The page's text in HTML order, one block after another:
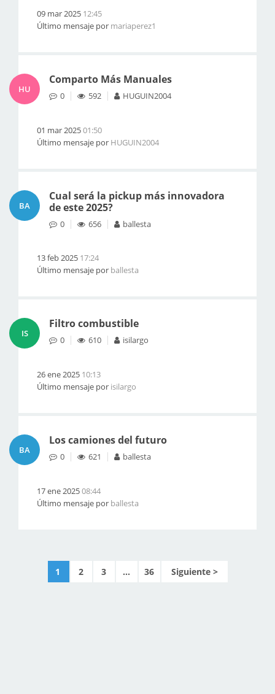
09 mar 2025 12:45
Último mensaje por mariaperez1
HU
Comparto Más Manuales
0 592 HUGUIN2004
01 mar 202501:50
Último mensaje por HUGUIN2004
BA
Cual será la pickup más innovadora
de este 2025?
0 656 ballesta
13 feb 2025 17:24
Último mensaje por ballesta
IS
Filtro combustible
0 610 isilargo
26 ene 2025 10:13
Último mensaje por isilargo
BA
Los camiones del futuro
0 621 ballesta
17 ene 202508:44
Último mensaje por ballesta
1 2 3 ... 36